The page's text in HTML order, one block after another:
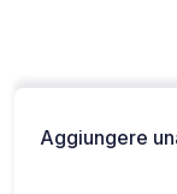
Aggiungere